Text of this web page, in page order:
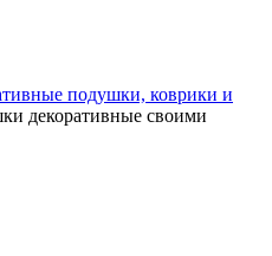
подушки, коврики и
декоративные своими